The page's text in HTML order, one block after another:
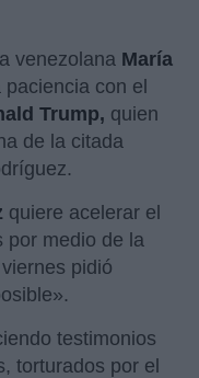
venezolana María
paciencia con el
Trump, quien
de la citada
quiere acelerar el
por medio de la
pidió
testimonios
torturados por el